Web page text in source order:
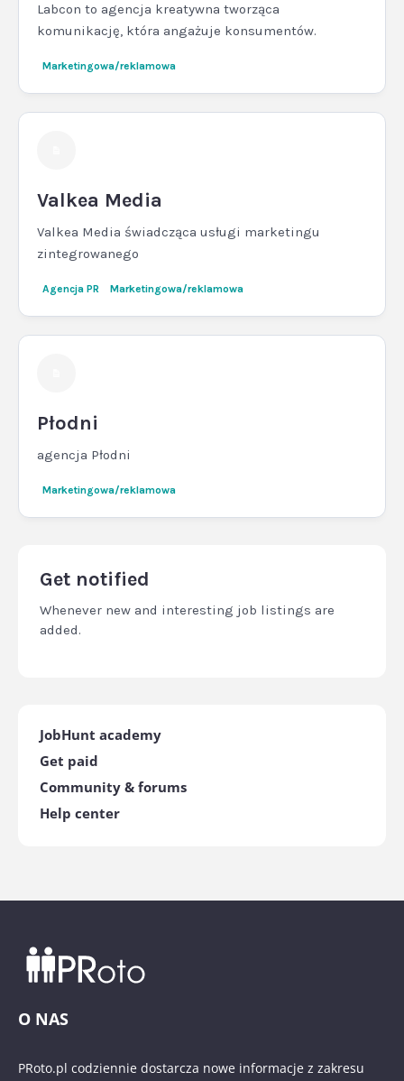
Labcon to agencja kreatywna tworząca
komunikację, która angażuje konsumentów.
Marketingowa/reklamowa
Valkea Media
Valkea Media świadcząca usługi marketingu
zintegrowanego
Agencja PR Marketingowa/reklamowa
Płodni
agencja Płodni
Marketingowa/reklamowa
Get notified
Whenever new and interesting job listings are
added.
JobHunt academy
Get paid
Community & forums
Help center
O NAS
PRoto.pl codziennie dostarcza nowe informacje z zakresu